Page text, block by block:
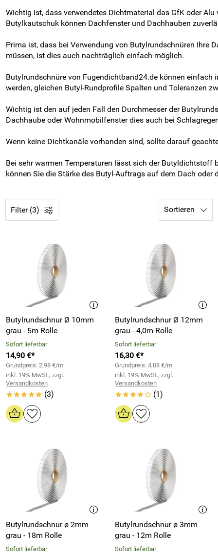
Wichtig ist, dass verwendetes Dichtmaterial das GfK oder
Butylkautschuk können Dachfenster und Dachhauben
Prima ist, dass bei Verwendung von Butylrundschnüren Ihre
müssen, ist dies auch nachträglich einfach möglich.
Butylrundschnüre von Fugendichtband24.de können
werden, gleichen Butyl-Rundprofile Spalten und Toleranzen
Wichtig ist den auf jeden Fall den Durchmesser der
Dachhaube oder Wohnmobilfenster dies auch bei
Wenn keine Dichtkanäle vorhanden sind, sollte darauf
Bei sehr warmen Temperaturen lässt sich der Butyldichtstoff
können Sie die Stärke des Butyl-Auftrags auf dem Dach
Filter (3) Sortieren
Butylrundschnur Ø 10mm
grau - 5m Rolle
Sofort lieferbar
14,90 €*
Grundpreis: 2,98 €/m
inkl. 19% MwSt., zzgl.
Versandkosten
***** (3)
Butylrundschnur Ø 12mm
grau - 4,0m Rolle
Sofort lieferbar
16,30 €*
Grundpreis: 4,08 €/m
inkl. 19% MwSt., zzgl.
Versandkosten
****o (1)
Butylrundschnur ø 2mm
grau - 18m Rolle
Sofort lieferbar
Butylrundschnur ø 3mm
grau - 12m Rolle
Sofort lieferbar